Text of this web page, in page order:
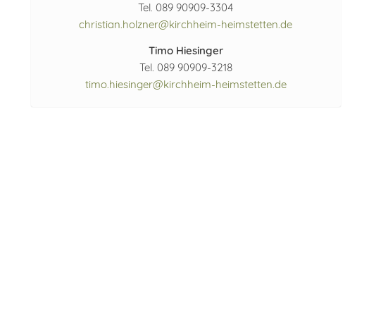
Tel. 089 90909-3304
christian.holzner@kirchheim-heimstetten.de
Timo Hiesinger
Tel. 089 90909-3218
timo.hiesinger@kirchheim-heimstetten.de